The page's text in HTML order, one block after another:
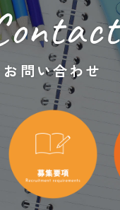
お問い合わせ